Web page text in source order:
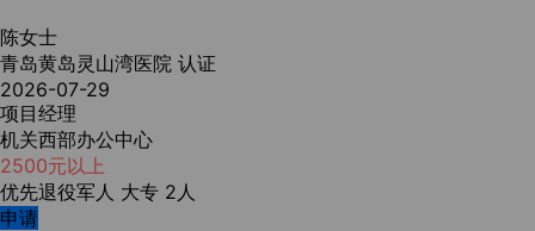
陈女士
青岛黄岛灵山湾医院 认证
2026-07-29
项目经理
机关西部办公中心
2500元以上
优先退役军人 大专 2人
申请